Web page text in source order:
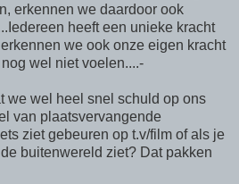
erkennen we daardoor ook
heeft een unieke kracht
we ook onze eigen kracht
wel niet voelen....-
we wel heel snel schuld op ons
van plaatsvervangende
ziet gebeuren op t.v/film of als je
buitenwereld ziet? Dat pakken